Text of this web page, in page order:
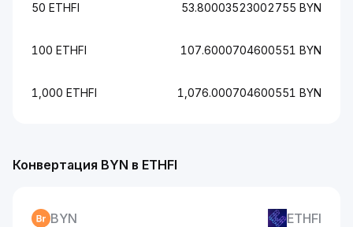
50 ETHFI 53.80003523002755 BYN
100 ETHFI 107.6000704600551 BYN
1,000 ETHFI 1,076.000704600551 BYN
Конвертация BYN в ETHFI
BYN ETHFI